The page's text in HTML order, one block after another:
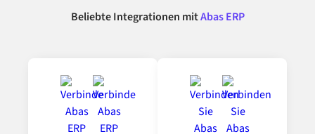
Beliebte Integrationen mitAbas ERP